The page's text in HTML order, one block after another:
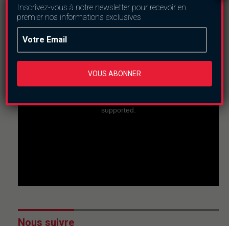
En direct
a
The media could not be loaded, either because the
supported.
Nous suivre
Inscrivez-vous à notre newsletter pour recevoir en
premier nos informations exclusives
VOUS ABONNER